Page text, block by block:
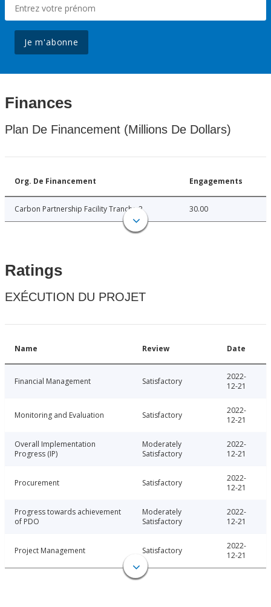
Je m'abonne
Finances
Plan De Financement (Millions De Dollars)
Org. De Financement Engagements
Carbon Partnership Facility Tranche 2 30.00
Ratings
EXÉCUTION DU PROJET
Name Review Date
Financial Management Satisfactory
2022-
12-21
Monitoring and Evaluation Satisfactory
2022-
12-21
Overall Implementation
Progress (IP)
Moderately
Satisfactory
2022-
12-21
Procurement Satisfactory
2022-
12-21
Progress towards achievement
of PDO
Moderately
Satisfactory
2022-
12-21
Project Management Satisfactory
2022-
12-21